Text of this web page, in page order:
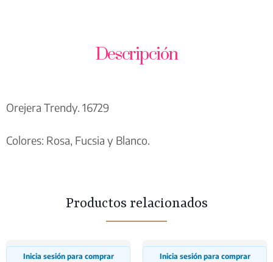
Descripción
Orejera Trendy. 16729
Colores: Rosa, Fucsia y Blanco.
Productos relacionados
Inicia sesión para comprar Inicia sesión para comprar